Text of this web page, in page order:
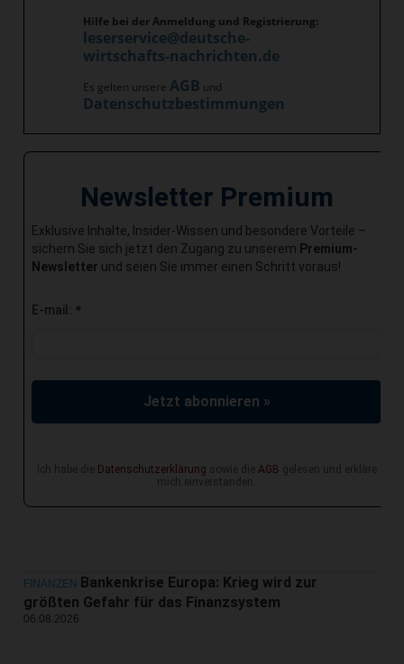
Hilfe bei der Anmeldung und Registrierung:
leserservice@deutsche-
wirtschafts-nachrichten.de
Es gelten unsere AGB und
Datenschutzbestimmungen
Newsletter Premium
Exklusive Inhalte, Insider-Wissen und besondere Vorteile –
sichern Sie sich jetzt den Zugang zu unserem Premium-
Newsletter und seien Sie immer einen Schritt voraus!
E-mail: *
Jetzt abonnieren »
Ich habe die Datenschutzerklärung sowie die AGB gelesen und erkläre
mich einverstanden.
FINANZEN
Bankenkrise Europa: Krieg wird zur
größten Gefahr für das Finanzsystem
06.08.2026